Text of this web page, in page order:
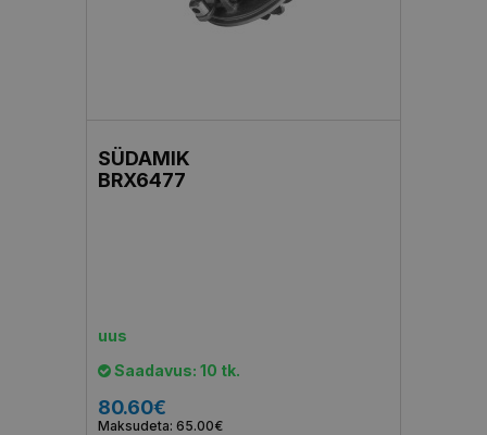
SÜDAMIK
BRX6477
uus
Saadavus: 10 tk.
80.60€
Maksudeta: 65.00€